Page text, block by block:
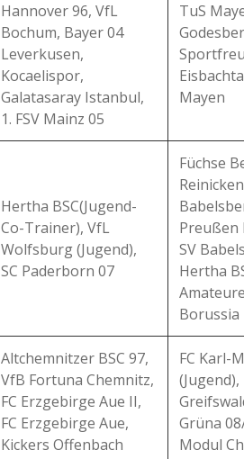
Hannover 96, VfL
Bochum, Bayer 04
Leverkusen,
Kocaelispor,
Galatasaray Istanbul,
1. FSV Mainz 05
TuS
Mayen
Hertha BSC(Jugend-
Co-Trainer), VfL
Wolfsburg (Jugend),
SC Paderborn 07
Füchse
Preußen
SV
Hertha
Altchemnitzer BSC 97,
VfB Fortuna Chemnitz,
FC Erzgebirge Aue II,
FC Erzgebirge Aue,
Kickers Offenbach
FC Karl-
(Jugend),
Grüna
Modul